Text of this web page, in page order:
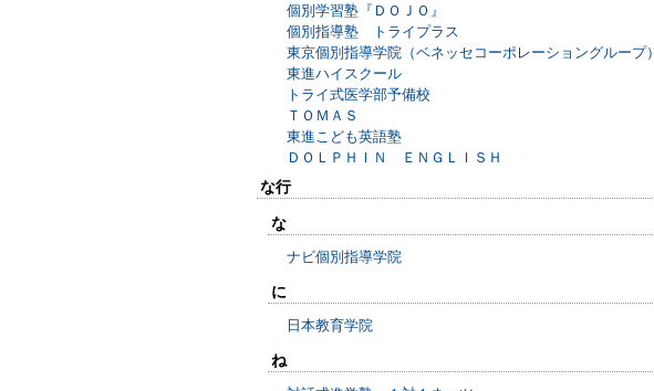
個別学習塾『ＤＯＪＯ』
個別指導塾 トライプラス
東京個別指導学院（ベネッセコーポレーショングループ）
東進ハイスクール
トライ式医学部予備校
ＴＯＭＡＳ
東進こども英語塾
ＤＯＬＰＨＩＮ ＥＮＧＬＩＳＨ
な行
な
ナビ個別指導学院
に
日本教育学院
ね